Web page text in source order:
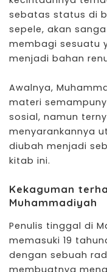
sebatas status di
sepele, akan
membagi sesuatu
menjadi bahan
Awalnya,
materi
sosial, namun
menyarankannya
diubah menjadi
kitab ini.
Kekaguman
Muhammadiyah
Penulis tinggal di
memasuki 19
dengan sebuah
membuatnya